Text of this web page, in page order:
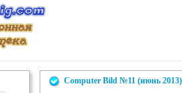
Computer Bild №11 (июнь 2013)